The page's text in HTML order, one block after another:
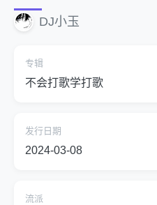
DJ小玉
专辑
不会打歌学打歌
发行日期
2024-03-08
流派